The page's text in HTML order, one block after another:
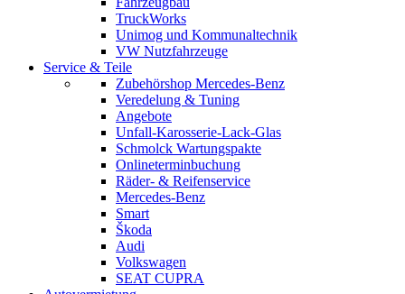
TruckWorks
Unimog und Kommunaltechnik
VW Nutzfahrzeuge
Service & Teile
Zubehörshop Mercedes-Benz
Veredelung & Tuning
Angebote
Unfall-Karosserie-Lack-Glas
Schmolck Wartungspakte
Onlineterminbuchung
Räder- & Reifenservice
Mercedes-Benz
Smart
Škoda
Audi
Volkswagen
SEAT CUPRA